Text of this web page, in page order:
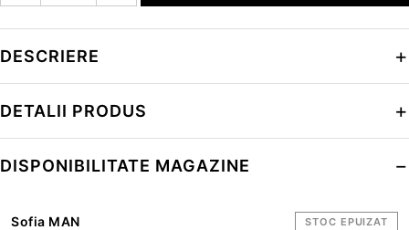
DESCRIERE
DETALII PRODUS
DISPONIBILITATE MAGAZINE
Sofia MAN STOC EPUIZAT